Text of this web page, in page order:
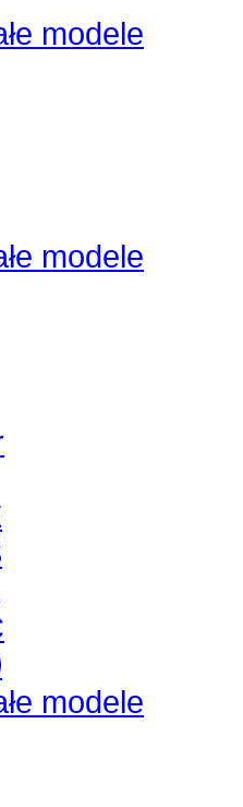
modele
modele
modele